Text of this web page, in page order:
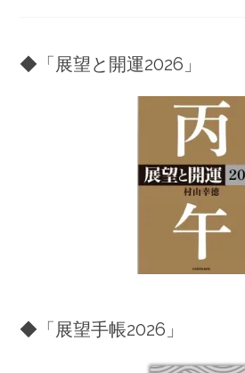
◆「展望と開運2026」
◆「展望手帳2026」